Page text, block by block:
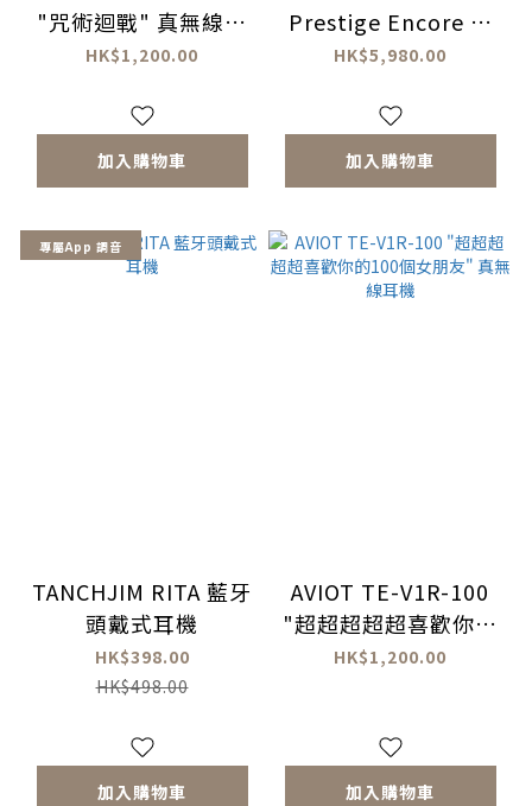
"咒術迴戰" 真無線耳
機
HK$1,200.00
加入購物車
Prestige Encore 真
無線耳機
HK$5,980.00
加入購物車
專屬App 調音
TANCHJIM RITA 藍牙
頭戴式耳機
HK$398.00
HK$498.00
加入購物車
AVIOT TE-V1R-100
"超超超超超喜歡你的
100個女朋友" 真無線
HK$1,200.00
加入購物車